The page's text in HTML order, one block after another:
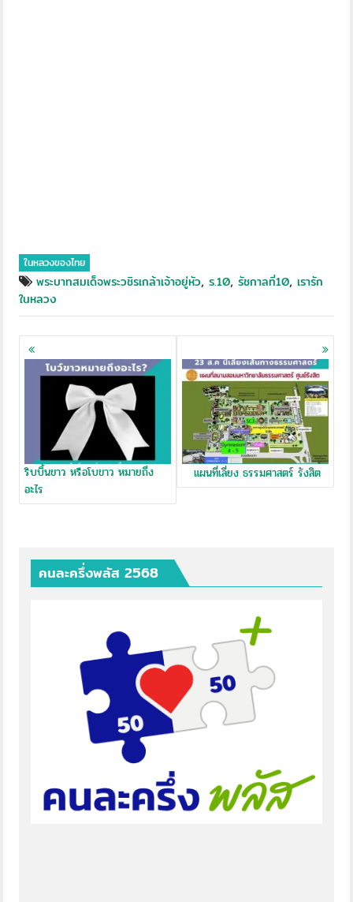
ในหลวงของไทย
พระบาทสมเด็จพระวชิรเกล้าเจ้าอยู่หัว,ร.10,รัชกาลที่10,เรารัก
ในหลวง
Posts
navigation
ริบบิ้นขาว หรือโบขาว หมายถึง
อะไร
แผนที่เลี่ยง ธรรมศาสตร์ รังสิต
คนละครึ่งพลัส 2568